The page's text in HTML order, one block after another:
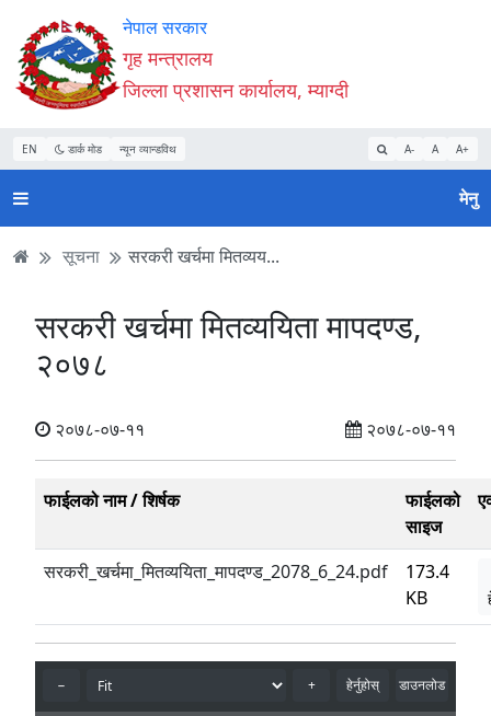
Accessibility
Mode
सुरु
गर्नुहोस्
सामाग्री
पढ्नुहाेस्
नेभिगेसन
पढ्नुहाेस्
वेबसाइट
खोजमा
जानुहोस्
नेपाल सरकार
गृह मन्त्रालय
जिल्ला प्रशासन कार्यालय, म्याग्दी
EN डार्क मोड न्यून व्यान्डविथ A- A A+
मेनु
सूचना सरकरी खर्चमा मितव्यय...
सरकरी खर्चमा मितव्ययिता मापदण्ड,
२०७८
२०७८-०७-११ २०७८-०७-११
फाईलको नाम / शिर्षक
फाईलको
साइज
सरकरी_खर्चमा_मितव्ययिता_मापदण्ड_2078_6_24.pdf
173.4
KB